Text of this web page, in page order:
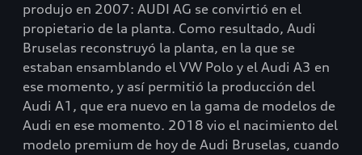
produjo en 2007: AUDI AG se convirtió en el
propietario de la planta. Como resultado, Audi
Bruselas reconstruyó la planta, en la que se
estaban ensamblando el VW Polo y el Audi A3 en
ese momento, y así permitió la producción del
Audi A1, que era nuevo en la gama de modelos de
Audi en ese momento. 2018 vio el nacimiento del
modelo premium de hoy de Audi Bruselas, cuando